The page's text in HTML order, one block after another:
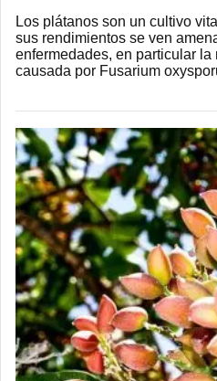
Los plátanos son un cultivo
sus rendimientos se ven
enfermedades, en particular la
causada por Fusarium